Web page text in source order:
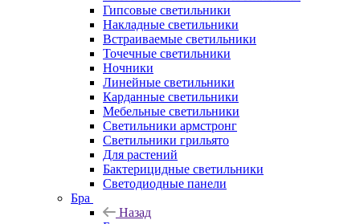
Гипсовые светильники
Накладные светильники
Встраиваемые светильники
Точечные светильники
Ночники
Линейные светильники
Карданные светильники
Мебельные светильники
Светильники армстронг
Светильники грильято
Для растений
Бактерицидные светильники
Светодиодные панели
Бра
Назад